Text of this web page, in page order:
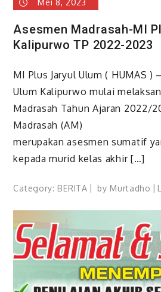
Mei 8, 2023
Asesmen Madrasah-MI
Kalipurwo TP 2022-2023
MI Plus Jaryul Ulum ( HUMAS )
Ulum Kalipurwo mulai
Madrasah Tahun Ajaran 2022/
Madrasah (AM)
merupakan asesmen sumatif
kepada murid kelas akhir […]
Category: BERITA by Murtadho